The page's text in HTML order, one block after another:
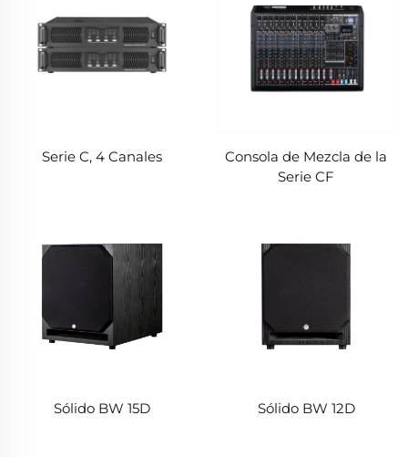
Serie C, 4 Canales
Consola de Mezcla de la
Serie CF
Sólido BW 15D Sólido BW 12D